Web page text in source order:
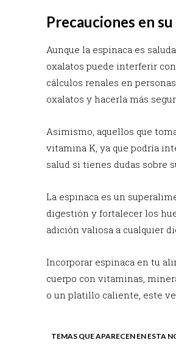
Precauciones en
Aunque la espinaca es
oxalatos puede interferir
cálculos renales en
oxalatos y hacerla más
Asimismo, aquellos que
vitamina K, ya que podría
salud si tienes dudas sobre
La espinaca es un
digestión y fortalecer los
adición valiosa a cualquier
Incorporar espinaca en tu
cuerpo con vitaminas,
o un platillo caliente, este
TEMAS QUE APARECEN EN ESTA